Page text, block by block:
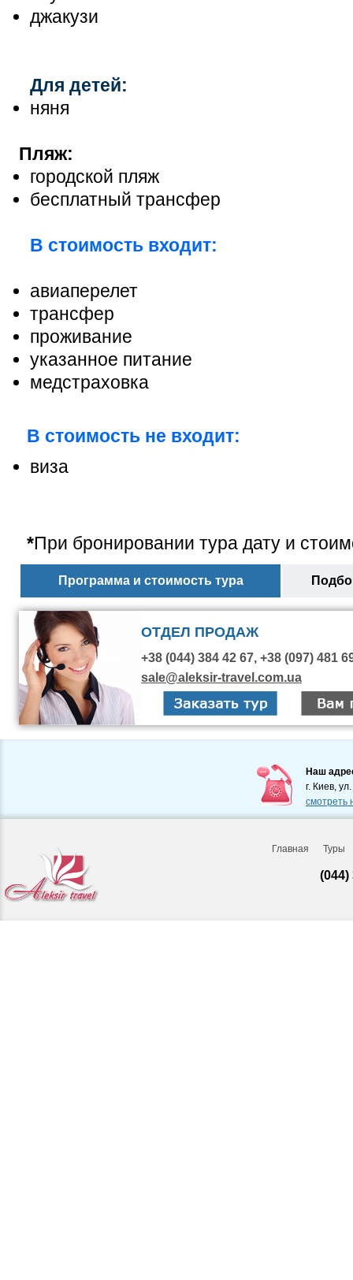
джакузи
Для детей:
няня
Пляж:
городской пляж
бесплатный трансфер
В стоимость входит:
авиаперелет
трансфер
проживание
указанное питание
медстраховка
В стоимость не входит:
виза
*При бронировании тура дату и
Программа и стоимость тура
ОТДЕЛ ПРОДАЖ
+38 (044) 384 42 67, +38 (097) 481
sale@aleksir-travel.com.ua
Наш
г. Киев,
смотреть
Главная Туры
(044)